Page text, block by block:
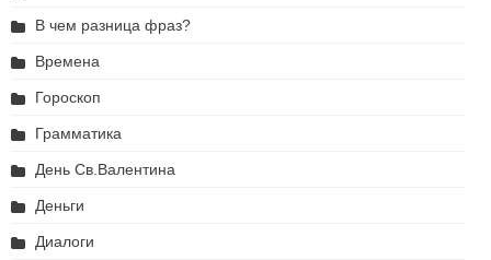
В чем разница фраз?
Времена
Гороскоп
Грамматика
День Св.Валентина
Деньги
Диалоги